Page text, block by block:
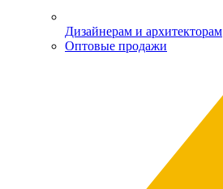
Дизайнерам и архитекторам
Оптовые продажи